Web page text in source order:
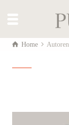
Home Autoren